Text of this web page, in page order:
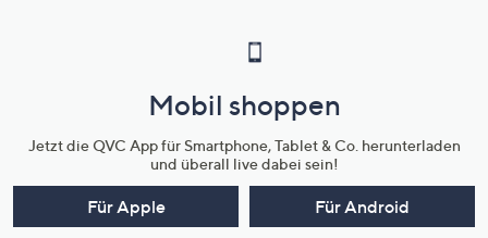
Mobil shoppen
Jetzt die QVC App für Smartphone, Tablet & Co. herunterladen
und überall live dabei sein!
Für Apple Für Android